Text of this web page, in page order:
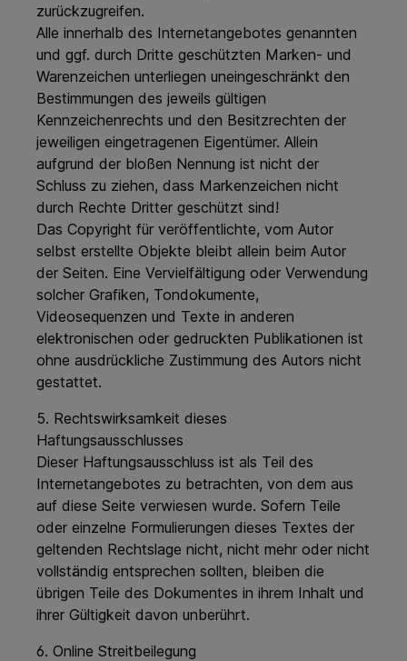
zurückzugreifen.
Alle innerhalb des Internetangebotes genannten
und ggf. durch Dritte geschützten Marken- und
Warenzeichen unterliegen uneingeschränkt den
Bestimmungen des jeweils gültigen
Kennzeichenrechts und den Besitzrechten der
jeweiligen eingetragenen Eigentümer. Allein
aufgrund der bloßen Nennung ist nicht der
Schluss zu ziehen, dass Markenzeichen nicht
durch Rechte Dritter geschützt sind!
Das Copyright für veröffentlichte, vom Autor
selbst erstellte Objekte bleibt allein beim Autor
der Seiten. Eine Vervielfältigung oder Verwendung
solcher Grafiken, Tondokumente,
Videosequenzen und Texte in anderen
elektronischen oder gedruckten Publikationen ist
ohne ausdrückliche Zustimmung des Autors nicht
gestattet.
5. Rechtswirksamkeit dieses
Haftungsausschlusses
Dieser Haftungsausschluss ist als Teil des
Internetangebotes zu betrachten, von dem aus
auf diese Seite verwiesen wurde. Sofern Teile
oder einzelne Formulierungen dieses Textes der
geltenden Rechtslage nicht, nicht mehr oder nicht
vollständig entsprechen sollten, bleiben die
übrigen Teile des Dokumentes in ihrem Inhalt und
ihrer Gültigkeit davon unberührt.
6. Online Streitbeilegung